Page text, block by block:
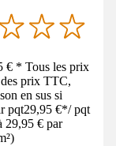
* Tous les prix
prix TTC,
en sus si
pqt29,95 €*/ pqt
29,95 € par
)